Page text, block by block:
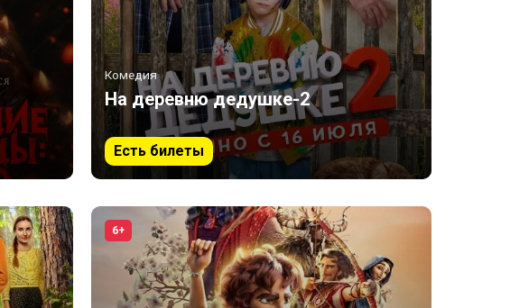
Комедия
На деревню дедушке-2
Есть билеты
6+